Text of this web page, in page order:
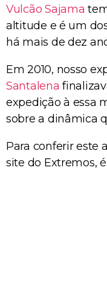
Vulcão Sajama
altitude e é um
há mais de dez
Em 2010, nosso
Santalena
expedição à essa
sobre a dinâmica
Para conferir este
site do Extremos,